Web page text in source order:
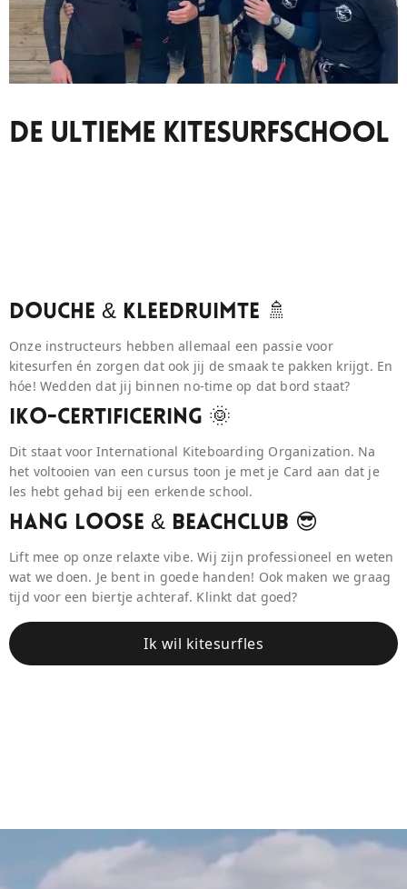
De Ultieme Kitesurfschool
Douche & Kleedruimte 🚿
Onze instructeurs hebben allemaal een passie voor
kitesurfen én zorgen dat ook jij de smaak te pakken krijgt. En
hóe! Wedden dat jij binnen no-time op dat bord staat?
IKO-Certificering 🌞
Dit staat voor International Kiteboarding Organization. Na
het voltooien van een cursus toon je met je Card aan dat je
les hebt gehad bij een erkende school.
Hang Loose & BeaCHCLUB 😎
Lift mee op onze relaxte vibe. Wij zijn professioneel en weten
wat we doen. Je bent in goede handen! Ook maken we graag
tijd voor een biertje achteraf. Klinkt dat goed?
Ik wil kitesurfles